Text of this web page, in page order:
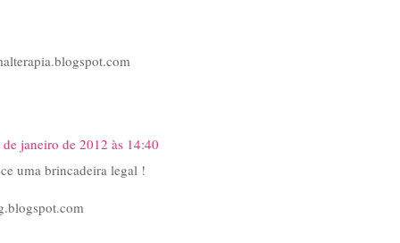
janeiro de 2012 às 14:40
uma brincadeira legal !